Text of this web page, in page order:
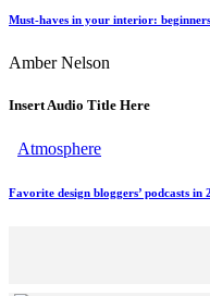
Must-haves in your interior:
Amber Nelson
Insert Audio Title Here
Atmosphere
Favorite design bloggers’ podcasts in